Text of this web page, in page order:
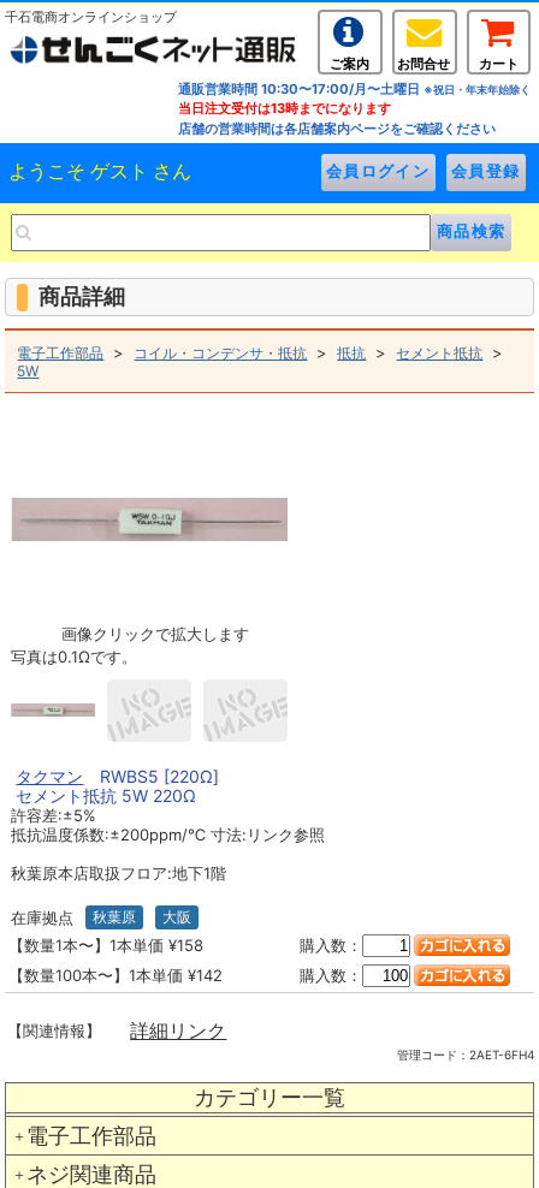
千石電商オンラインショップ
ご案内 お問合せ
カート
通販営業時間 10:30〜17:00/月〜土曜日 ※祝日・年末年始除く
当日注文受付は13時までになります
店舗の営業時間は各店舗案内ページをご確認ください
ようこそ ゲスト さん
カテゴリー一覧
＋ 電子工作部品
＋ ネジ関連商品
商品詳細
電子工作部品 > コイル・コンデンサ・抵抗 >抵抗 >セメント抵抗 >
5W
画像クリックで拡大します
写真は0.1Ωです。
タクマン RWBS5 [220Ω]
セメント抵抗 5W 220Ω
許容差:±5%
抵抗温度係数:±200ppm/℃ 寸法:リンク参照
秋葉原本店取扱フロア:地下1階
在庫拠点 秋葉原 大阪
【数量1本〜】1本単価 ¥158
購入数：
【数量100本〜】1本単価 ¥142
購入数：
【関連情報】 詳細リンク
管理コード： 2AET-6FH4